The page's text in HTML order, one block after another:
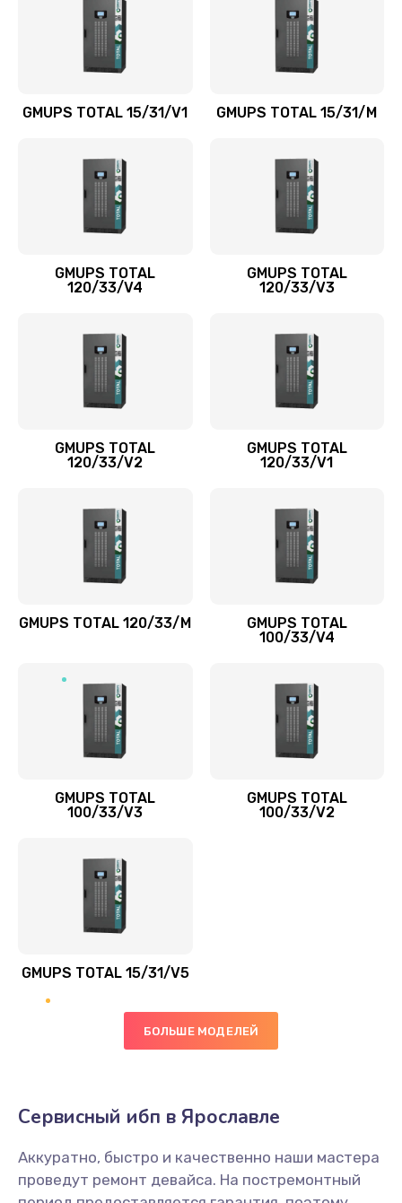
GMUPS TOTAL 15/31/V1 GMUPS TOTAL 15/31/M
GMUPS TOTAL
120/33/V4
GMUPS TOTAL
120/33/V3
GMUPS TOTAL
120/33/V2
GMUPS TOTAL
120/33/V1
GMUPS TOTAL 120/33/M
GMUPS TOTAL
100/33/V4
GMUPS TOTAL
100/33/V3
GMUPS TOTAL
100/33/V2
GMUPS TOTAL 15/31/V5
БОЛЬШЕ МОДЕЛЕЙ
Сервисный ибп в Ярославле
Аккуратно, быстро и качественно наши мастера
проведут ремонт девайса. На постремонтный